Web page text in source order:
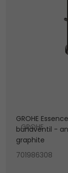
GROHE
bundventil -
graphite
GROHE
701986308